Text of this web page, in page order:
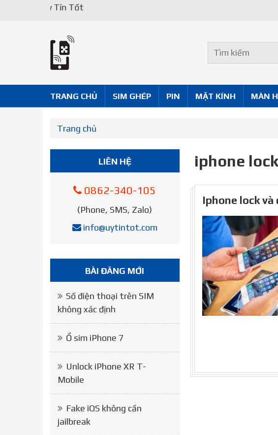
Uy Tín Tốt
TRANG CHỦ SIM GHÉP PIN MẶT KÍNH MÀN
Trang chủ
iphone
Iphone lock và
LIÊN HỆ
0862-340-105
(Phone, SMS, Zalo)
info@uytintot.com
BÀI ĐĂNG MỚI
Số điện thoại trên SIM
không xác định
Ổ sim iPhone 7
Unlock iPhone XR T-
Mobile
Fake iOS không cần
jailbreak